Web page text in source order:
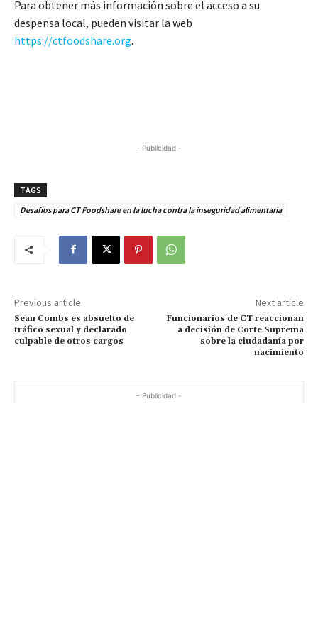
Para obtener más información sobre el acceso a su
despensa local, pueden visitar la web
https://ctfoodshare.org.
- Publicidad -
TAGS
Desafíos para CT Foodshare en la lucha contra la inseguridad alimentaria
Previous article
Sean Combs es absuelto de
tráfico sexual y declarado
culpable de otros cargos
Next article
Funcionarios de CT reaccionan
a decisión de Corte Suprema
sobre la ciudadanía por
nacimiento
- Publicidad -